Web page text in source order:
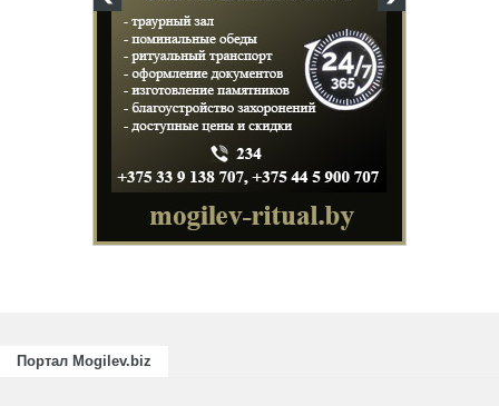
Портал Mogilev.biz